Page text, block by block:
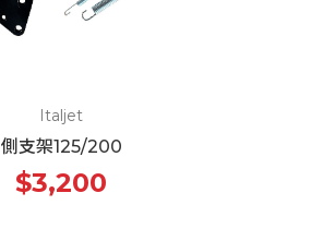
Italjet
側支架125/200
$3,200